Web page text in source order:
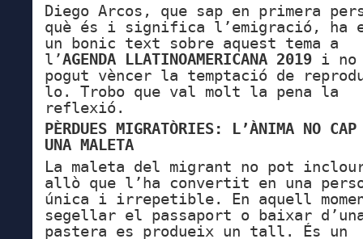
Diego Arcos, que sap en primera
què és i significa l’emigració, ha
un bonic text sobre aquest tema a
l’AGENDA LLATINOAMERICANA 2019 i no
pogut vèncer la temptació de
lo. Trobo que val molt la pena la
reflexió.
PÈRDUES MIGRATÒRIES: L’ÀNIMA NO CAP
UNA MALETA
La maleta del migrant no pot
allò que l’ha convertit en una
única i irrepetible. En aquell
segellar el passaport o baixar
pastera es produeix un tall. És un